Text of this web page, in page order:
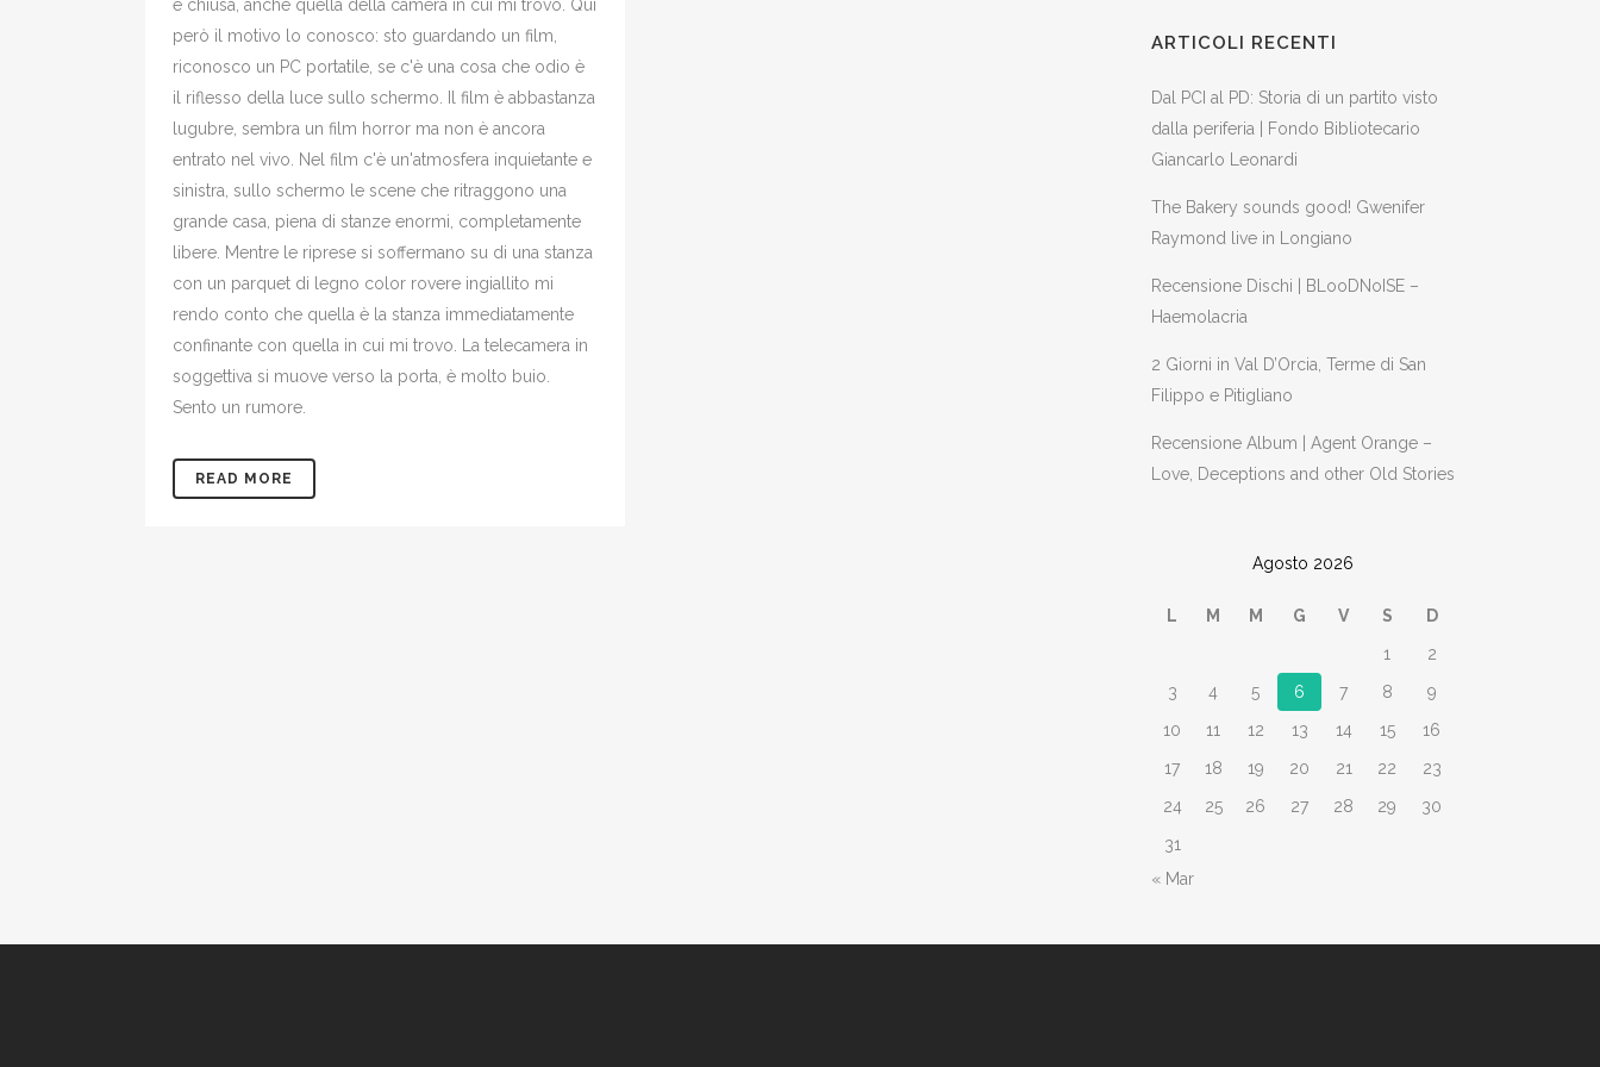
è chiusa, anche quella della camera in cui mi trovo. Qui
però il motivo lo conosco: sto guardando un film,
riconosco un PC portatile, se c'è una cosa che odio è
il riflesso della luce sullo schermo. Il film è abbastanza
lugubre, sembra un film horror ma non è ancora
entrato nel vivo. Nel film c'è un'atmosfera inquietante e
sinistra, sullo schermo le scene che ritraggono una
grande casa, piena di stanze enormi, completamente
libere. Mentre le riprese si soffermano su di una stanza
con un parquet di legno color rovere ingiallito mi
rendo conto che quella è la stanza immediatamente
confinante con quella in cui mi trovo. La telecamera in
soggettiva si muove verso la porta, è molto buio.
Sento un rumore.
READ MORE
ARTICOLI RECENTI
Dal PCI al PD: Storia di un partito visto
dalla periferia | Fondo Bibliotecario
Giancarlo Leonardi
The Bakery sounds good! Gwenifer
Raymond live in Longiano
Recensione Dischi | BLooDNoISE –
Haemolacria
2 Giorni in Val D’Orcia, Terme di San
Filippo e Pitigliano
Recensione Album | Agent Orange –
Love, Deceptions and other Old Stories
Agosto 2026
L M M G V S
D
1
2
3
4 5 6 7 8
9
10
11 12 13 14 15
16
17
18 19 20 21 22
23
24
25 26 27 28 29
30
31
« Mar